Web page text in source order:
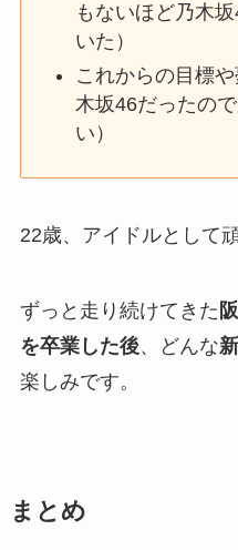
もないほど乃木
いた）
これからの目標
木坂46だったの
い）
22歳、アイドルとして
ずっと走り続けてきた
を卒業した後、どんな
楽しみです。
まとめ